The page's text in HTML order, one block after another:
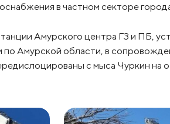
в частном секторе
Амурского центра ГЗ и ПБ,
Амурской области, в
с мыса Чуркин на